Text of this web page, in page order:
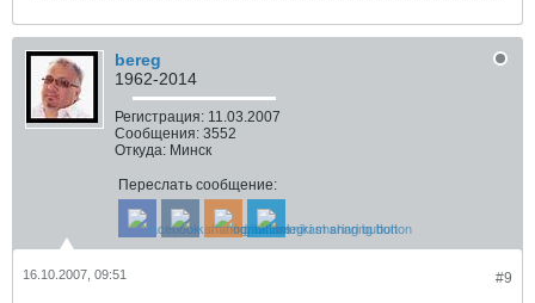
bereg
1962-2014
Регистрация: 11.03.2007
Сообщения: 3552
Откуда: Минск
Переслать сообщение:
#9
16.10.2007, 09:51